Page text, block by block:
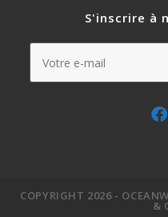
S'inscrire à
COPYRIGHT 2026 -
&